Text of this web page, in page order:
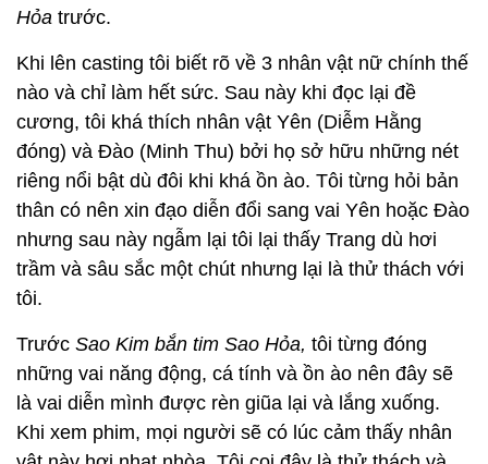
Hỏa trước.
Khi lên casting tôi biết rõ về 3 nhân vật nữ chính thế
nào và chỉ làm hết sức. Sau này khi đọc lại đề
cương, tôi khá thích nhân vật Yên (Diễm Hằng
đóng) và Đào (Minh Thu) bởi họ sở hữu những nét
riêng nổi bật dù đôi khi khá ồn ào. Tôi từng hỏi bản
thân có nên xin đạo diễn đổi sang vai Yên hoặc Đào
nhưng sau này ngẫm lại tôi lại thấy Trang dù hơi
trầm và sâu sắc một chút nhưng lại là thử thách với
tôi.
Trước Sao Kim bắn tim Sao Hỏa, tôi từng đóng
những vai năng động, cá tính và ồn ào nên đây sẽ
là vai diễn mình được rèn giũa lại và lắng xuống.
Khi xem phim, mọi người sẽ có lúc cảm thấy nhân